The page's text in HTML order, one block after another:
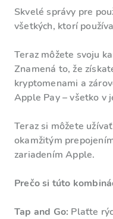
Skvelé správy pre
všetkých, ktorí
Teraz môžete svoju
Znamená to, že
kryptomenami a
Apple Pay – všetko v
Teraz si môžete
okamžitým
zariadením Apple.
Prečo si túto
Tap and Go: Plaťte